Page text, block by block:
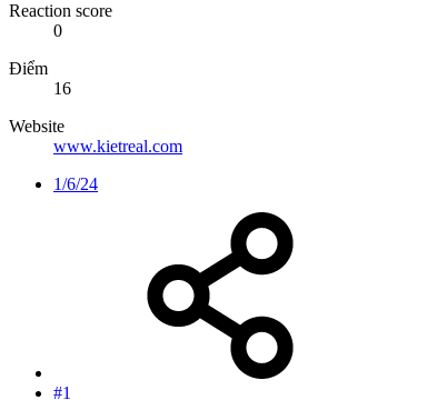
Reaction score
0
Điểm
16
Website
www.kietreal.com
1/6/24
#1